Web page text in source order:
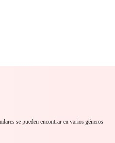
se pueden encontrar en varios géneros